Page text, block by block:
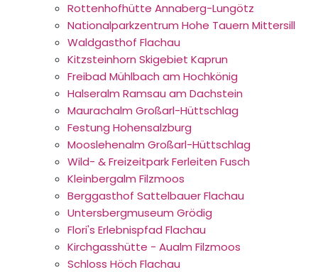
Rottenhofhütte Annaberg-Lungötz
Nationalparkzentrum Hohe Tauern Mittersill
Waldgasthof Flachau
Kitzsteinhorn Skigebiet Kaprun
Freibad Mühlbach am Hochkönig
Halseralm Ramsau am Dachstein
Maurachalm Großarl-Hüttschlag
Festung Hohensalzburg
Mooslehenalm Großarl-Hüttschlag
Wild- & Freizeitpark Ferleiten Fusch
Kleinbergalm Filzmoos
Berggasthof Sattelbauer Flachau
Untersbergmuseum Grödig
Flori's Erlebnispfad Flachau
Kirchgasshütte - Aualm Filzmoos
Schloss Höch Flachau